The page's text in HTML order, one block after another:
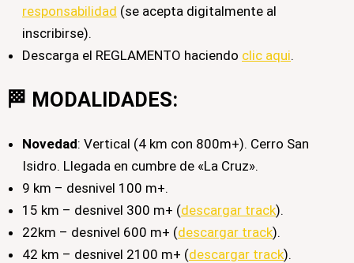
responsabilidad (se acepta digitalmente al
inscribirse).
Descarga el REGLAMENTO haciendo clic aqui.
🏁 MODALIDADES:​
Novedad: Vertical (4 km con 800m+). Cerro San
Isidro. Llegada en cumbre de «La Cruz».
9 km – desnivel 100 m+.
15 km – desnivel 300 m+ (descargar track​).
22km – desnivel 600 m+ (descargar track).
42 km – desnivel 2100 m+ (descargar track).